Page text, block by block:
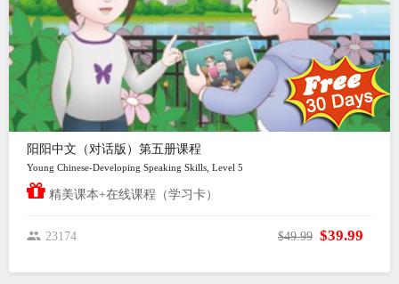
阳阳中文（对话版）第五册课程
Young Chinese-Developing Speaking Skills, Level 5
精美课本+在线课程（学习卡）
23174 $49.99 $39.99